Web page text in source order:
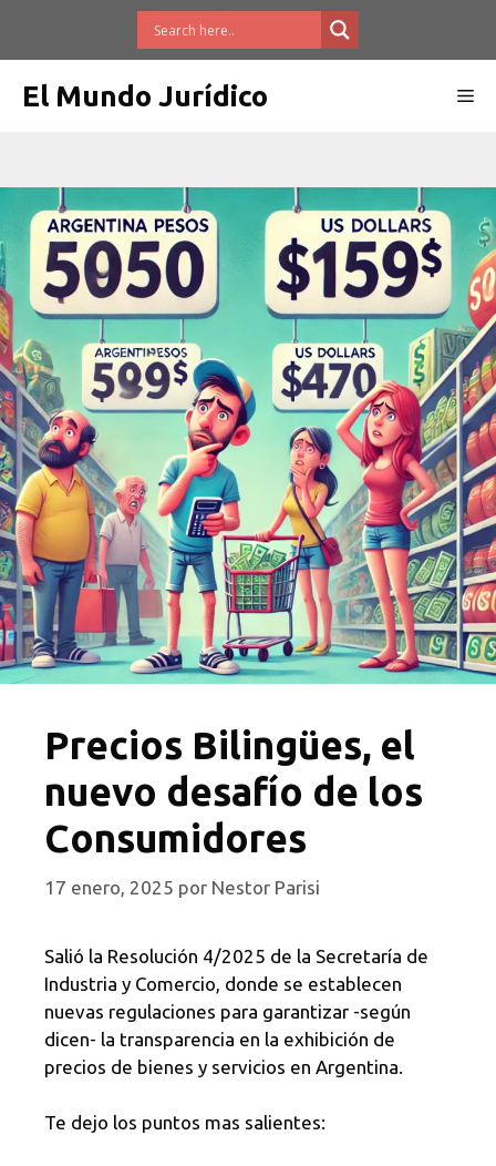
El Mundo Jurídico
Precios Bilingües, el
nuevo desafío de los
Consumidores
17 enero, 2025 por Nestor Parisi
Salió la Resolución 4/2025 de la Secretaría de
Industria y Comercio, donde se establecen
nuevas regulaciones para garantizar -según
dicen- la transparencia en la exhibición de
precios de bienes y servicios en Argentina.
Te dejo los puntos mas salientes: